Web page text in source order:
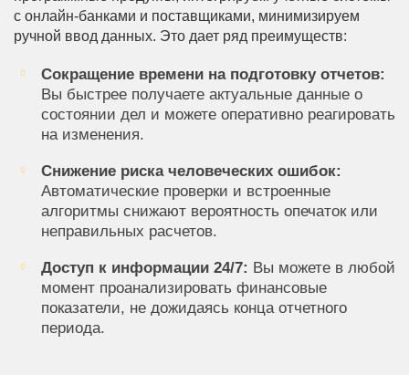
с онлайн-банками и поставщиками, минимизируем
ручной ввод данных. Это дает ряд преимуществ:
Сокращение времени на подготовку отчетов:
Вы быстрее получаете актуальные данные о
состоянии дел и можете оперативно реагировать
на изменения.
Снижение риска человеческих ошибок:
Автоматические проверки и встроенные
алгоритмы снижают вероятность опечаток или
неправильных расчетов.
Доступ к информации 24/7: Вы можете в любой
момент проанализировать финансовые
показатели, не дожидаясь конца отчетного
периода.